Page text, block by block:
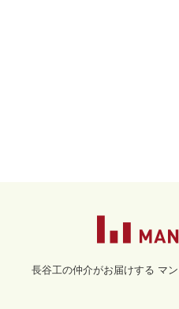
長谷工の仲介がお届けする マ